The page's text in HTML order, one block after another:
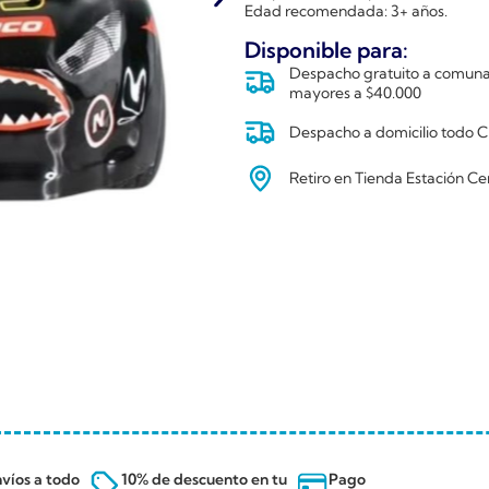
Edad recomendada: 3+ años.
Disponible para:
Despacho gratuito a
mayores a $40.000
Despacho a domicilio todo
Retiro en Tienda Estación
a todo 10% de descuento en tu Pago